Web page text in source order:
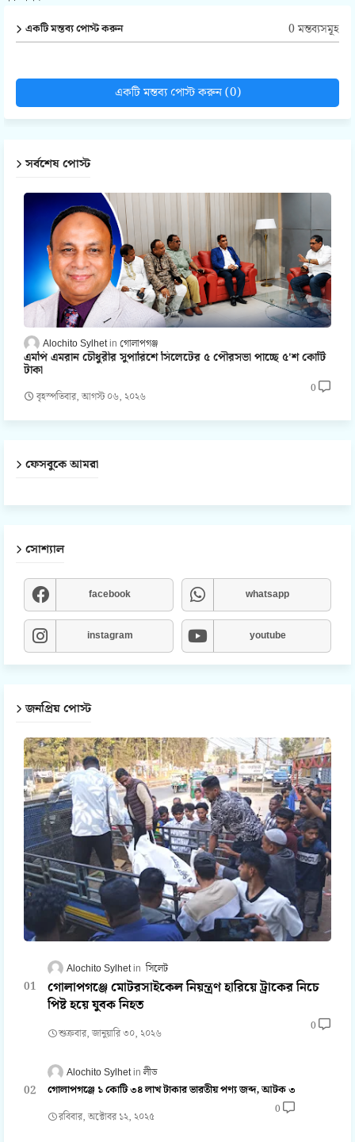
একটি মন্তব্য পোস্ট করুন 0 মন্তব্যসমূহ
একটি মন্তব্য পোস্ট করুন (0)
সর্বশেষ পোস্ট
Alochito Sylhet গোলাপগঞ্জ
এমপি এমরান চৌধুরীর সুপারিশে সিলেটের ৫ পৌরসভা পাচ্ছে ৫'শ কোটি
টাকা
বৃহস্পতিবার, আগস্ট ০৬, ২০২৬
0
ফেসবুকে আমরা
সোশ্যাল
facebook whatsapp
instagram youtube
জনপ্রিয় পোস্ট
Alochito Sylhet সিলেট
গোলাপগঞ্জে মোটরসাইকেল নিয়ন্ত্রণ হারিয়ে ট্রাকের নিচে
পিষ্ট হয়ে যুবক নিহত
শুক্রবার, জানুয়ারি ৩০, ২০২৬
0
Alochito Sylhet লীড
গোলাপগঞ্জে ১ কোটি ৩৪ লাখ টাকার ভারতীয় পণ্য জব্দ, আটক ৩
রবিবার, অক্টোবর ১২, ২০২৫
0